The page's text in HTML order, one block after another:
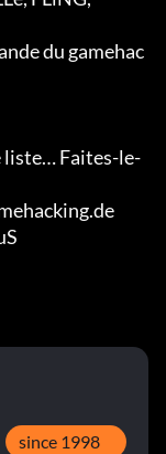
since 1998